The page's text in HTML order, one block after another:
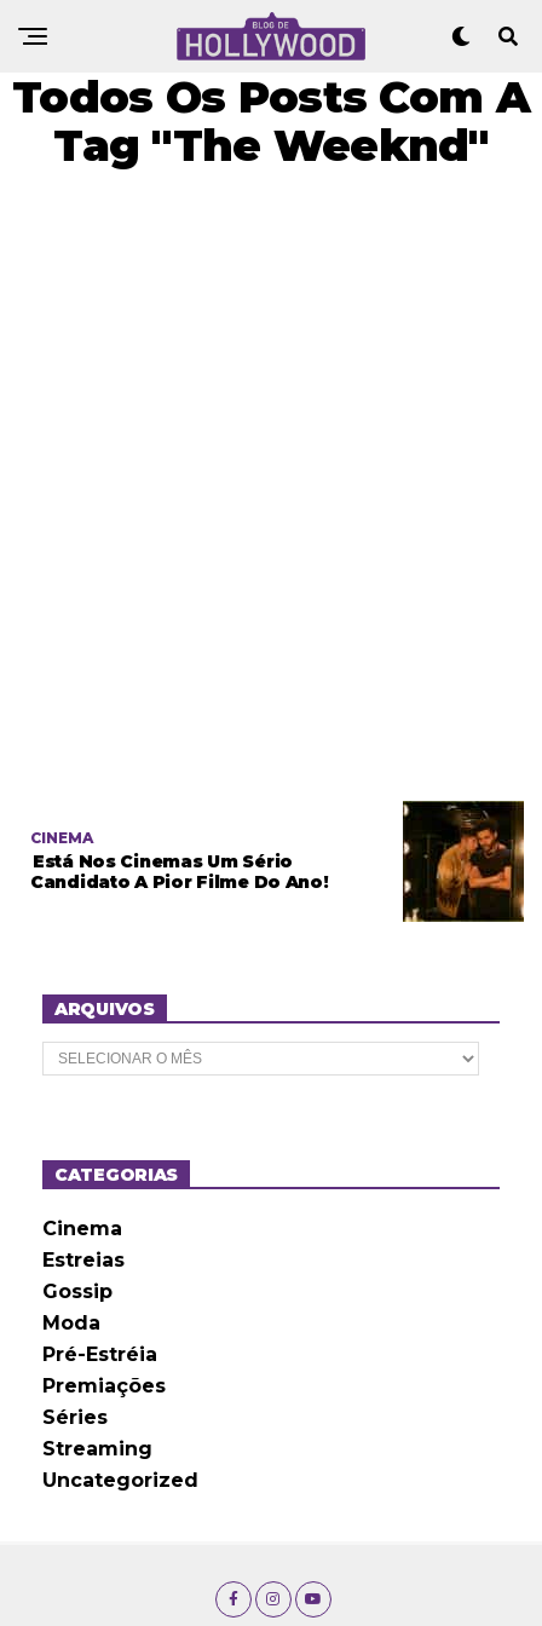
Todos Os Posts Com A
Tag "The Weeknd"
CINEMA
Está Nos Cinemas Um Sério
Candidato A Pior Filme Do Ano!
ARQUIVOS
A
r
o
sCATEGORIAS
Cinema
Estreias
Gossip
Moda
Pré-Estréia
Premiações
Séries
Streaming
Uncategorized